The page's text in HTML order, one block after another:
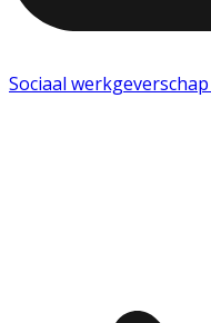
Sociaal